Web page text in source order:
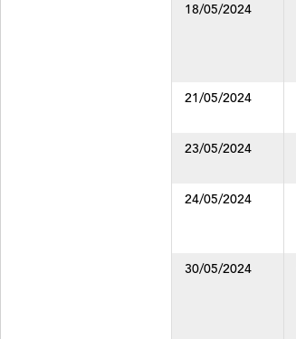
según
filtros.
fila
ocupa
celda,
18/05/2024
21/05/2024
23/05/2024
24/05/2024
30/05/2024